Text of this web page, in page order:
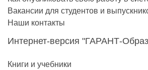
Вакансии для студентов и
Наши контакты
Интернет-версия "ГАРАНТ-
Книги и учебники